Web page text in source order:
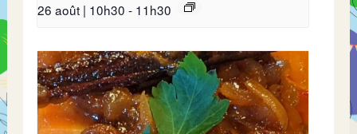
26 août | 10h30 - 11h30